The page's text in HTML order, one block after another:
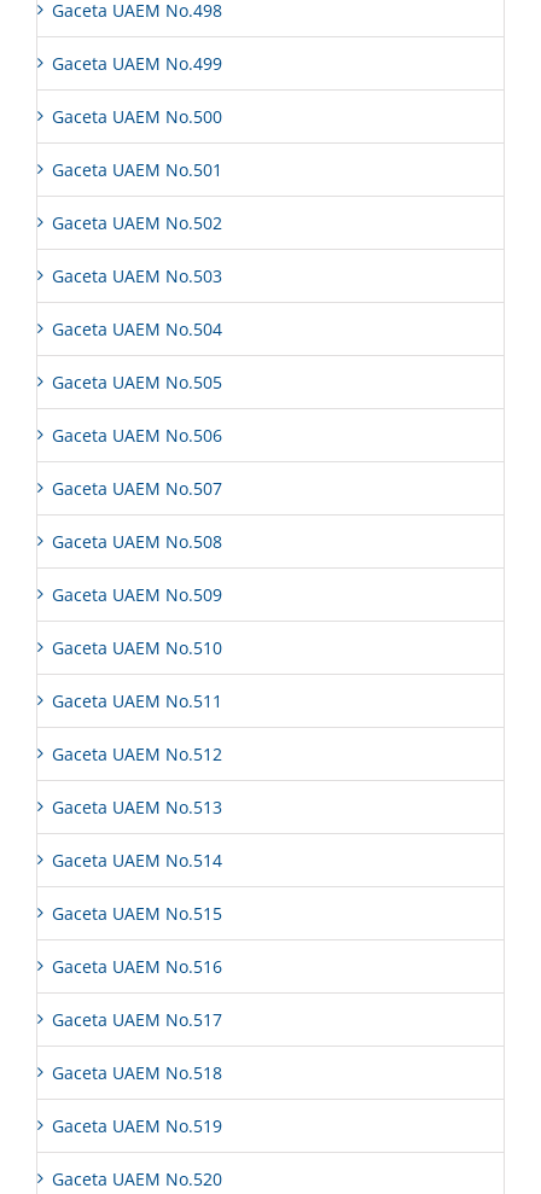
Gaceta UAEM No.498
Gaceta UAEM No.499
Gaceta UAEM No.500
Gaceta UAEM No.501
Gaceta UAEM No.502
Gaceta UAEM No.503
Gaceta UAEM No.504
Gaceta UAEM No.505
Gaceta UAEM No.506
Gaceta UAEM No.507
Gaceta UAEM No.508
Gaceta UAEM No.509
Gaceta UAEM No.510
Gaceta UAEM No.511
Gaceta UAEM No.512
Gaceta UAEM No.513
Gaceta UAEM No.514
Gaceta UAEM No.515
Gaceta UAEM No.516
Gaceta UAEM No.517
Gaceta UAEM No.518
Gaceta UAEM No.519
Gaceta UAEM No.520